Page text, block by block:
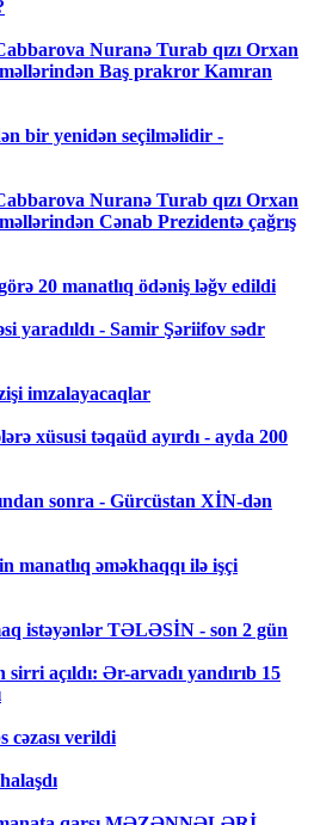
Nuranə Turab qızı Orxan
Baş prakror Kamran
bir yenidən seçilməlidir -
Nuranə Turab qızı Orxan
Cənab Prezidentə çağrış
20 manatlıq ödəniş ləğv edildi
yaradıldı - Samir Şəriifov sədr
imzalayacaqlar
xüsusi təqaüd ayırdı - ayda 200
sonra - Gürcüstan XİN-dən
manatlıq əməkhaqqı ilə işçi
istəyənlər TƏLƏSİN - son 2 gün
açıldı: Ər-arvadı yandırıb 15
cəzası verildi